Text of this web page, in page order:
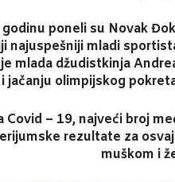
poneli su Novak
najuspešniji mladi
mlada džudistkinja
jačanju olimpijskog
Covid – 19, najveći broj
rezultate za
muškom i